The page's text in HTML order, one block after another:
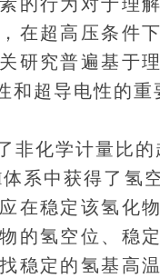
在超高压条件
研究普遍基于
超导电性的重
化学计量比的
系中获得了氢
在稳定该氢化
的氢空位、稳
稳定的氢基高